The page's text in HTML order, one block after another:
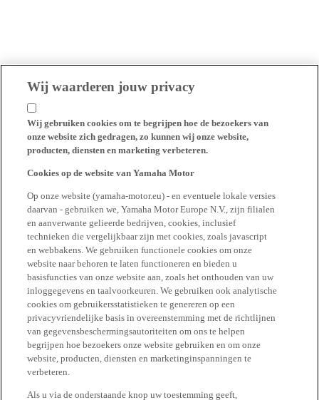
Wij waarderen jouw privacy
Wij gebruiken cookies om te begrijpen hoe de bezoekers van
onze website zich gedragen, zo kunnen wij onze website,
producten, diensten en marketing verbeteren.
Cookies op de website van Yamaha Motor
Op onze website (yamaha-motor.eu) - en eventuele lokale versies
daarvan - gebruiken we, Yamaha Motor Europe N.V., zijn filialen
en aanverwante gelieerde bedrijven, cookies, inclusief
technieken die vergelijkbaar zijn met cookies, zoals javascript
en webbakens. We gebruiken functionele cookies om onze
website naar behoren te laten functioneren en bieden u
basisfuncties van onze website aan, zoals het onthouden van uw
inloggegevens en taalvoorkeuren. We gebruiken ook analytische
cookies om gebruikersstatistieken te genereren op een
privacyvriendelijke basis in overeenstemming met de richtlijnen
van gegevensbeschermingsautoriteiten om ons te helpen
begrijpen hoe bezoekers onze website gebruiken en om onze
website, producten, diensten en marketinginspanningen te
verbeteren.
Als u via de onderstaande knop uw toestemming geeft,